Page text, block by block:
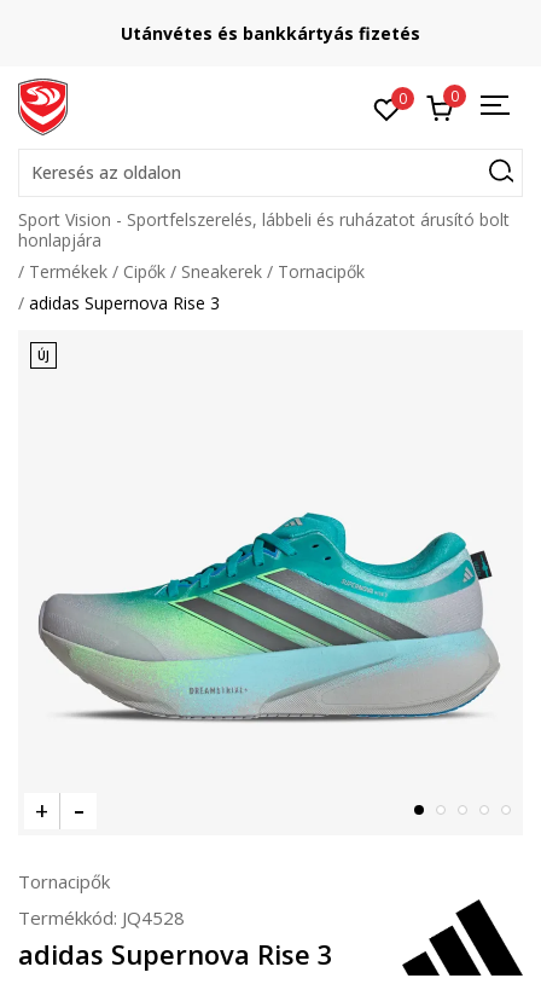
Utánvétes és bankkártyás fizetés
0 0
Keresés az oldalon
Sport Vision - Sportfelszerelés, lábbeli és ruházatot árusító bolt
honlapjára
Termékek
Cipők Sneakerek
Tornacipők
adidas Supernova Rise 3
ÚJ
Tornacipők
Termékkód: JQ4528
adidas Supernova Rise 3